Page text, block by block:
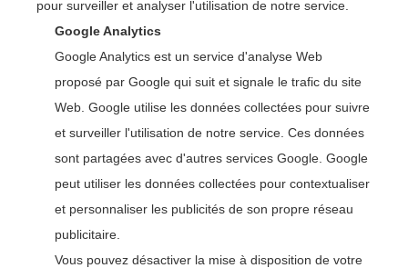
pour surveiller et analyser l'utilisation de notre service.
Google Analytics
Google Analytics est un service d'analyse Web
proposé par Google qui suit et signale le trafic du site
Web. Google utilise les données collectées pour suivre
et surveiller l'utilisation de notre service. Ces données
sont partagées avec d'autres services Google. Google
peut utiliser les données collectées pour contextualiser
et personnaliser les publicités de son propre réseau
publicitaire.
Vous pouvez désactiver la mise à disposition de votre